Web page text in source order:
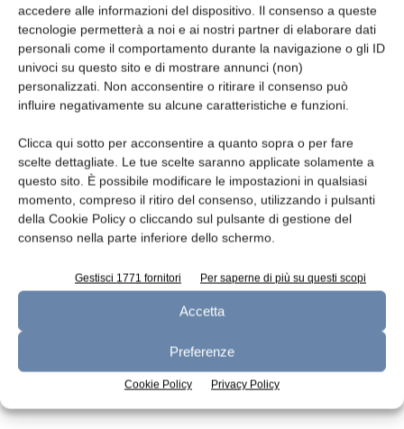
accedere alle informazioni del dispositivo. Il consenso a queste
tecnologie permetterà a noi e ai nostri partner di elaborare dati
personali come il comportamento durante la navigazione o gli ID
univoci su questo sito e di mostrare annunci (non)
personalizzati. Non acconsentire o ritirare il consenso può
influire negativamente su alcune caratteristiche e funzioni.
Clicca qui sotto per acconsentire a quanto sopra o per fare
scelte dettagliate. Le tue scelte saranno applicate solamente a
questo sito. È possibile modificare le impostazioni in qualsiasi
momento, compreso il ritiro del consenso, utilizzando i pulsanti
della Cookie Policy o cliccando sul pulsante di gestione del
consenso nella parte inferiore dello schermo.
Gestisci 1771 fornitori Per saperne di più su questi scopi
Accetta
Preferenze
Cookie Policy Privacy Policy
Leggi la rivista
n.6 - Giugno 2026 n.5 - Maggio 2026
Edicola Web